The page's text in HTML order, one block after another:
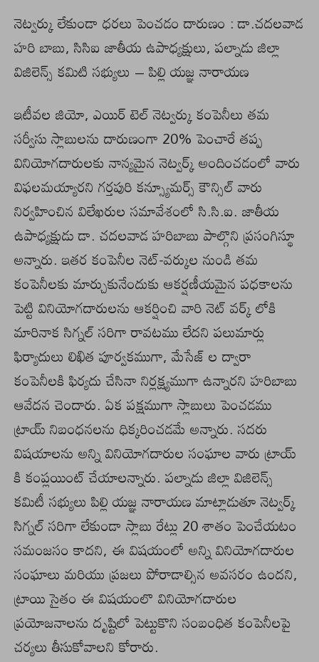
నెట్వర్కు లేకుండా ధరలు పెంచడం దారుణం : డా.చదలవాడ
హరి బాబు, సిసిఐ జాతీయ ఉపాధ్యక్షులు, పల్నాడు జిల్లా
విజిలెన్స్ కమిటి సభ్యులు – పిల్లి యజ్ఞ నారాయణ
ఇటీవల జియో, ఎయిర్ టెల్ నెట్వర్కు కంపెనీలు తమ
సర్వీసు స్లాబులను దారుణంగా 20% పెంచారే తప్ప
వినియోగదారులకు నాన్యమైన నెట్వర్క్ అందించడంలో వారు
విఫలమయ్యారని గర్తపురి కన్స్యూమర్స్ కౌన్సిల్ వారు
నిర్వహించిన విలేఖరుల సమావేశంలో సి.సి.ఐ. జాతీయ
ఉపాధ్యక్షుడు డా. చదలవాడ హరిబాబు పాల్గొని ప్రసంగిస్థూ
అన్నారు. ఇతర కంపెనీల నెట్-వర్కుల నుండి తమ
కంపెనీలకు మార్చుకునేందుకు ఆకర్షణీయమైన పధకాలను
పెట్టి వినియోగదారులను ఆకర్షించి వారి నెట్ వర్క్ లోకి
మారినాక సిగ్నల్ సరిగా రావటము లేదని పలుమార్లు
ఫిర్యాదులు లిఖిత పూర్వకముగా, మేసేజ్ ల ద్వారా
కంపెనీలకి ఫిర్యదు చేసినా నిర్లక్ష్యముగా ఉన్నారని హరిబాబు
ఆవేదన చెందారు. ఏక పక్షముగా స్లాబులు పెంచడము
ట్రాయ్ నిబంధనలను ధిక్కరించడమే అన్నారు. సదరు
విషయాలను అన్ని వినియోగదారుల సంఘాల వారు ట్రాయ్
కి కంప్లయింట్ చేయాలన్నారు. పల్నాడు జిల్లా విజిలెన్స్
కమిటీ సభ్యులు పిల్లి యజ్ఞ నారాయణ మాట్లాడుతూ నెట్వర్క్
సిగ్నల్ సరిగా లేకుండా స్లాబు రేట్లు 20 శాతం పెంచేయటం
సమంజసం కాదని, ఈ విషయంలో అన్ని వినియోగదారుల
సంఘాలు మరియు ప్రజలు పోరాడాల్సిన అవసరం ఉందని,
ట్రాయి సైతం ఈ విషయంలొ వినియోగదారుల
ప్రయోజనాలను దృష్టిలో పెట్టుకొని సంబంధిత కంపెనీలపై
చర్యలు తీసుకోవాలని కోరారు.